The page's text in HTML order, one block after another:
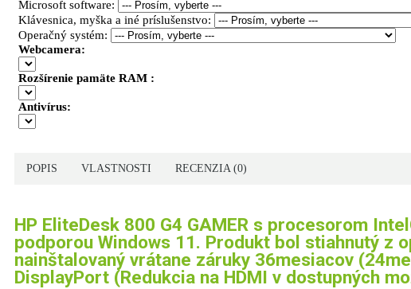
Microsoft software:
Klávesnica, myška a iné príslušenstvo:
Operačný systém:
Webcamera:
Rozšírenie pamäte RAM :
Antivírus:
POPIS VLASTNOSTI RECENZIA (0)
HP EliteDesk 800 G4 GAMER s procesorom
podporou Windows 11. Produkt bol stiahnutý z
nainštalovaný vrátane záruky 36mesiacov
DisplayPort (Redukcia na HDMI v dostupných